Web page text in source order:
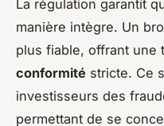
La régulation garantit
manière intègre. Un
plus fiable, offrant une
conformité stricte. Ce
investisseurs des
permettant de se